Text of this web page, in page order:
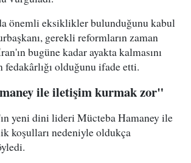
önemli eksiklikler bulunduğunu kabul
gerekli reformların zaman
bugüne kadar ayakta kalmasını
fedakârlığı olduğunu ifade etti.
ile iletişim kurmak zor"
yeni dini lideri Mücteba Hamaney ile
koşulları nedeniyle oldukça